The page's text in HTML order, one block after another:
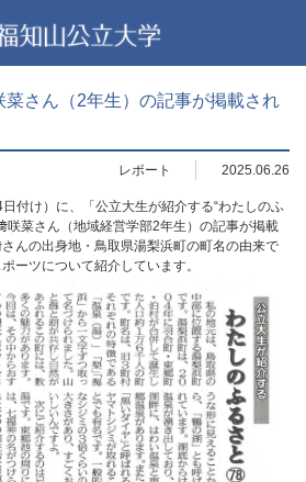
菜さん（2年生）の記事が掲載され
レポート 2025.06.26
付け）に、「公立大生が紹介する“わたしのふ
咲菜さん（地域経営学部2年生）の記事が掲載
んの出身地・鳥取県湯梨浜町の町名の由来で
ーツについて紹介しています。